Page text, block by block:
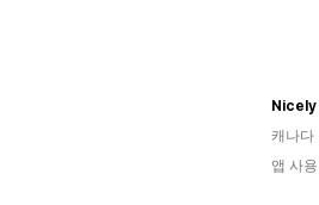
캐나다
앱 사